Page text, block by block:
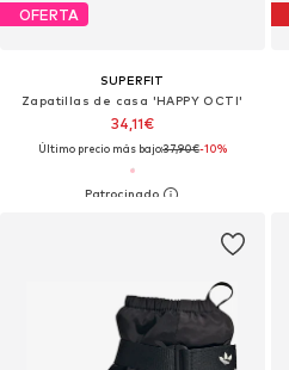
OFERTA
SUPERFIT
Zapatillas de casa 'HAPPY OCTI'
34,11€
Último precio más bajo:37,90€-10%